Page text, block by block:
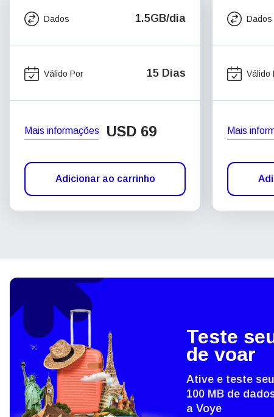
Dados 1.5GB/dia
Válido Por 15 Dias
Mais informações USD 69
Adicionar ao carrinho
Dados
Válido
Mais
Teste
de voar
Ative e teste
100 MB de
a Voye